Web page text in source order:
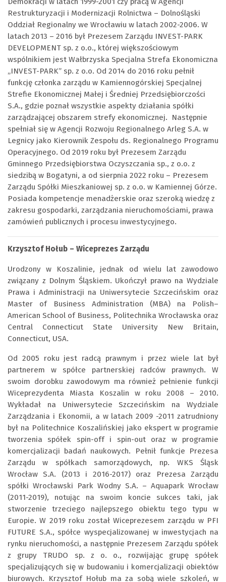
Restrukturyzacji i Modernizacji Rolnictwa – Dolnośląski
Oddział Regionalny we Wrocławiu w latach 2002-2006. W
latach 2013 – 2016 był Prezesem Zarządu INVEST-PARK
DEVELOPMENT sp. z o.o., której większościowym
wspólnikiem jest Wałbrzyska Specjalna Strefa Ekonomiczna
„INVEST-PARK” sp. z o.o. Od 2014 do 2016 roku pełnił
funkcję członka zarządu w Kamiennogórskiej Specjalnej
Strefie Ekonomicznej Małej i Średniej Przedsiębiorczości
S.A., gdzie poznał wszystkie aspekty działania spółki
zarządzającej obszarem strefy ekonomicznej. Następnie
spełniał się w Agencji Rozwoju Regionalnego Arleg S.A. w
Legnicy jako Kierownik Zespołu ds. Regionalnego Programu
Operacyjnego. Od 2019 roku był Prezesem Zarządu
Gminnego Przedsiębiorstwa Oczyszczania sp., z o.o. z
siedzibą w Bogatyni, a od sierpnia 2022 roku – Prezesem
Zarządu Spółki Mieszkaniowej sp. z o.o. w Kamiennej Górze.
Posiada kompetencje menadżerskie oraz szeroką wiedzę z
zakresu gospodarki, zarządzania nieruchomościami, prawa
zamówień publicznych i procesu inwestycyjnego.
Krzysztof Hołub – Wiceprezes Zarządu
Urodzony w Koszalinie, jednak od wielu lat zawodowo
związany z Dolnym Śląskiem. Ukończył prawo na Wydziale
Prawa i Administracji na Uniwersytecie Szczecińskim oraz
Master of Business Administration (MBA) na Polish–
American School of Business, Politechnika Wrocławska oraz
Central Connecticut State University New Britain,
Connecticut, USA.
Od 2005 roku jest radcą prawnym i przez wiele lat był
partnerem w spółce partnerskiej radców prawnych. W
swoim dorobku zawodowym ma również pełnienie funkcji
Wiceprezydenta Miasta Koszalin w roku 2008 – 2010.
Wykładał na Uniwersytecie Szczecińskim na Wydziale
Zarządzania i Ekonomii, a w latach 2009 -2011 zatrudniony
był na Politechnice Koszalińskiej jako ekspert w programie
tworzenia spółek spin-off i spin-out oraz w programie
komercjalizacji badań naukowych. Pełnił funkcje Prezesa
Zarządu w spółkach samorządowych, np. WKS Śląsk
Wrocław S.A. (2013 i 2016-2017) oraz Prezesa Zarządu
spółki Wrocławski Park Wodny S.A. – Aquapark Wrocław
(2011-2019), notując na swoim koncie sukces taki, jak
stworzenie trzeciego najlepszego obiektu tego typu w
Europie. W 2019 roku został Wiceprezesem zarządu w PFI
FUTURE S.A., spółce wyspecjalizowanej w inwestycjach na
rynku nieruchomości, a następnie Prezesem Zarządu spółek
z grupy TRUDO sp. z o. o., rozwijając grupę spółek
specjalizujących się w budowaniu i komercjalizacji obiektów
biurowych. Krzysztof Hołub ma za sobą wiele szkoleń, w